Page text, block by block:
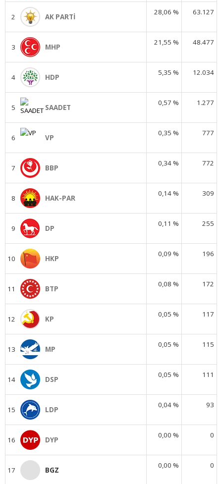
2 AK PARTİ
28,06 % 63.127
3 MHP
21,55 % 48.477
4 HDP
5,35 % 12.034
5 SAADET
0,57 % 1.277
6 VP
0,35 % 777
7 BBP
0,34 % 772
8 HAK-PAR
0,14 % 309
9 DP
0,11 % 255
10 HKP
0,09 % 196
11 BTP
0,08 % 172
12 KP
0,05 % 117
13 MP
0,05 % 115
14 DSP
0,05 % 111
15 LDP
0,04 % 93
16 DYP
0,00 % 0
17 BGZ
0,00 % 0